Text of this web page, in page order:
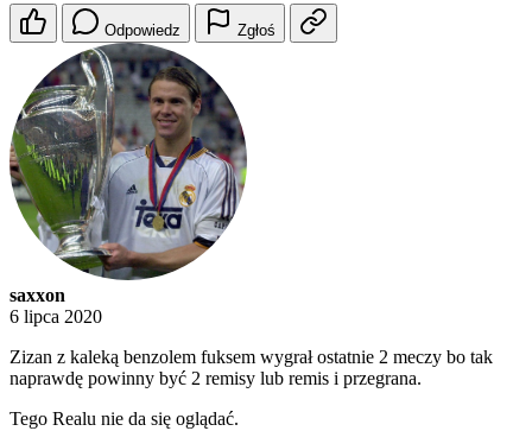
Odpowiedz Zgłoś
saxxon
6 lipca 2020
Zizan z kaleką benzolem fuksem wygrał ostatnie 2 meczy bo tak
naprawdę powinny być 2 remisy lub remis i przegrana.
Tego Realu nie da się oglądać.